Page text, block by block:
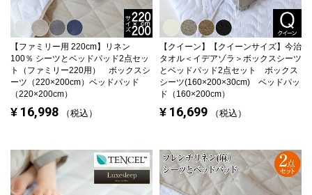
【ファミリー用 220cm】
リネン
100％ シーツとベッドパッド2点セッ
ト（ファミリー220用） ボックスシ
ーツ（220×200cm）ベッドパッド
（220×200cm）
¥ 16,998 税込
【クイーン】
【クイーンサイズ】今治
タオル＜イデアゾラ＞ボックスシーツ
とベッドパッド2点セット ボックス
シーツ(160×200×30cm) ベッドパッ
ド（160×200cm）
¥ 16,699 税込